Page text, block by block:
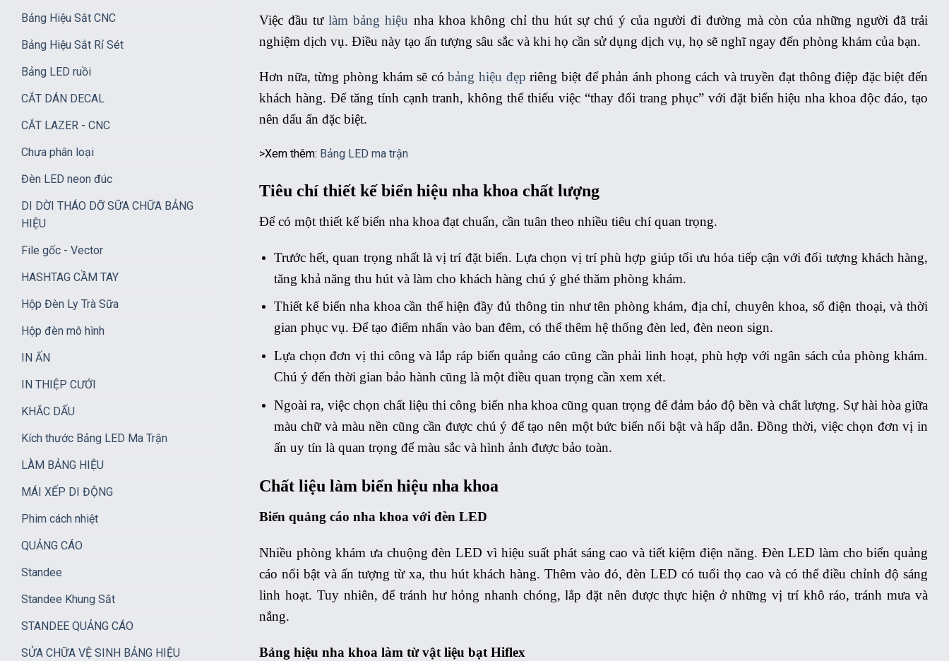
Bảng Hiệu Sắt CNC
Bảng Hiệu Sắt Rỉ Sét
Bảng LED ruồi
CẮT DÁN DECAL
CẮT LAZER - CNC
Chưa phân loại
Đèn LED neon đúc
DI DỜI THÁO DỠ SỮA CHỮA BẢNG
HIỆU
File gốc - Vector
HASHTAG CẦM TAY
Hộp Đèn Ly Trà Sữa
Hộp đèn mô hình
IN ẤN
IN THIỆP CƯỚI
KHẮC DẤU
Kích thước Bảng LED Ma Trận
LÀM BẢNG HIỆU
MÁI XẾP DI ĐỘNG
Phim cách nhiệt
QUẢNG CÁO
Standee
Standee Khung Sắt
STANDEE QUẢNG CÁO
SỬA CHỮA VỆ SINH BẢNG HIỆU
Việc đầu tưlàm bảng hiệu nha khoa không chỉ thu hút sự chú ý của người đi đường mà còn của những người đã trải
nghiệm dịch vụ. Điều này tạo ấn tượng sâu sắc và khi họ cần sử dụng dịch vụ, họ sẽ nghĩ ngay đến phòng khám của bạn.
Hơn nữa, từng phòng khám sẽ cóbảng hiệu đẹp riêng biệt để phản ánh phong cách và truyền đạt thông điệp đặc biệt đến
khách hàng. Để tăng tính cạnh tranh, không thể thiếu việc “thay đổi trang phục” với đặt biển hiệu nha khoa độc đáo, tạo
nên dấu ấn đặc biệt.
>Xem thêm: Bảng LED ma trận
Tiêu chí thiết kế biển hiệu nha khoa chất lượng
Để có một thiết kế biển nha khoa đạt chuẩn, cần tuân theo nhiều tiêu chí quan trọng.
Trước hết, quan trọng nhất là vị trí đặt biển. Lựa chọn vị trí phù hợp giúp tối ưu hóa tiếp cận với đối tượng khách hàng,
tăng khả năng thu hút và làm cho khách hàng chú ý ghé thăm phòng khám.
Thiết kế biển nha khoa cần thể hiện đầy đủ thông tin như tên phòng khám, địa chỉ, chuyên khoa, số điện thoại, và thời
gian phục vụ. Để tạo điểm nhấn vào ban đêm, có thể thêm hệ thống đèn led, đèn neon sign.
Lựa chọn đơn vị thi công và lắp ráp biển quảng cáo cũng cần phải linh hoạt, phù hợp với ngân sách của phòng khám.
Chú ý đến thời gian bảo hành cũng là một điều quan trọng cần xem xét.
Ngoài ra, việc chọn chất liệu thi công biển nha khoa cũng quan trọng để đảm bảo độ bền và chất lượng. Sự hài hòa giữa
màu chữ và màu nền cũng cần được chú ý để tạo nên một bức biển nổi bật và hấp dẫn. Đồng thời, việc chọn đơn vị in
ấn uy tín là quan trọng để màu sắc và hình ảnh được bảo toàn.
Chất liệu làm biển hiệu nha khoa
Biển quảng cáo nha khoa với đèn LED
Nhiều phòng khám ưa chuộng đèn LED vì hiệu suất phát sáng cao và tiết kiệm điện năng. Đèn LED làm cho biển quảng
cáo nổi bật và ấn tượng từ xa, thu hút khách hàng. Thêm vào đó, đèn LED có tuổi thọ cao và có thể điều chỉnh độ sáng
linh hoạt. Tuy nhiên, để tránh hư hỏng nhanh chóng, lắp đặt nên được thực hiện ở những vị trí khô ráo, tránh mưa và
nắng.
Bảng hiệu nha khoa làm từ vật liệu bạt Hiflex